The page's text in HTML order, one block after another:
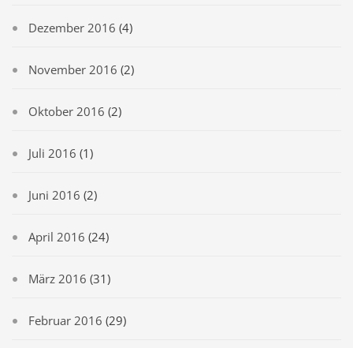
Dezember 2016 (4)
November 2016 (2)
Oktober 2016 (2)
Juli 2016 (1)
Juni 2016 (2)
April 2016 (24)
März 2016 (31)
Februar 2016 (29)